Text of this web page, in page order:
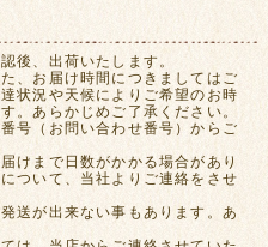
後、出荷いたします。
、お届け時間につきましてはご
状況や天候によりご希望のお時
。あらかじめご了承ください。
号（お問い合わせ番号）からご
けまで日数がかかる場合があり
ついて、当社よりご連絡をさせ
送が出来ない事もあります。あ